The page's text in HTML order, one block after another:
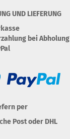
UND LIEFERUNG
bei Abholung
per
Post oder DHL